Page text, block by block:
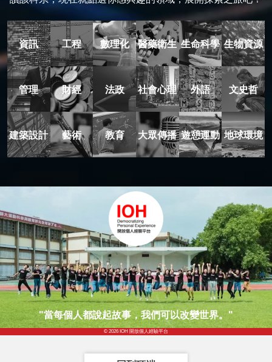
資訊 工程 數理化 醫藥衛生 生命科學 生物資源
管理 財經 法政 社會心理 外語 文史哲
建築設計 藝術 教育 大眾傳播 遊憩運動 地球環境
"當每個人都說起故事，我們可以改變世界。"
© 2026 IOH 開放個人經驗平台